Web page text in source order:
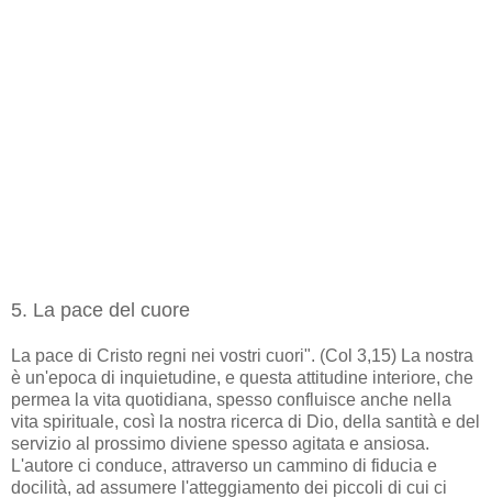
5. La pace del cuore
La pace di Cristo regni nei vostri cuori". (Col 3,15) La nostra
è un'epoca di inquietudine, e questa attitudine interiore, che
permea la vita quotidiana, spesso confluisce anche nella
vita spirituale, così la nostra ricerca di Dio, della santità e del
servizio al prossimo diviene spesso agitata e ansiosa.
L'autore ci conduce, attraverso un cammino di fiducia e
docilità, ad assumere l'atteggiamento dei piccoli di cui ci